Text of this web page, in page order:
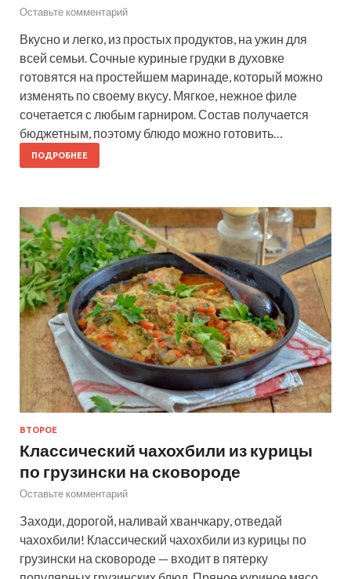
Оставьте комментарий
Вкусно и легко, из простых продуктов, на ужин для
всей семьи. Сочные куриные грудки в духовке
готовятся на простейшем маринаде, который можно
изменять по своему вкусу. Мягкое, нежное филе
сочетается с любым гарниром. Состав получается
бюджетным, поэтому блюдо можно готовить…
ПОДРОБНЕЕ
ВТОРОЕ
Классический чахохбили из курицы
по грузински на сковороде
Оставьте комментарий
Заходи, дорогой, наливай хванчкару, отведай
чахохбили! Классический чахохбили из курицы по
грузински на сковороде — входит в пятерку